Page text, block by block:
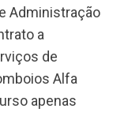
Administração
a
de
Alfa
apenas